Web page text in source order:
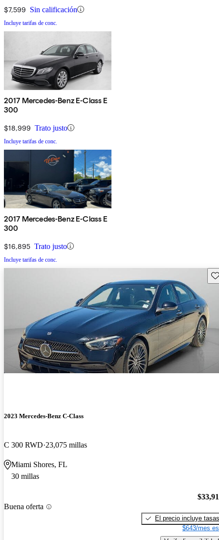
$7,599 Sin calificación
Incluye tarifas de conc.
2017 Mercedes-Benz E-Class E
300
$18,999 Trato justo
Incluye tarifas de conc.
2017 Mercedes-Benz E-Class E
300
$16,895 Trato justo
Incluye tarifas de conc.
2023 Mercedes-Benz C-Class
C 300 RWD 23,075 millas
Miami Shores, FL
30 millas
Buena oferta
El precio incluye tasas
$643/mes